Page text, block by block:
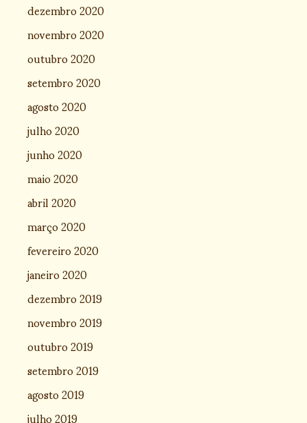
dezembro 2020
novembro 2020
outubro 2020
setembro 2020
agosto 2020
julho 2020
junho 2020
maio 2020
abril 2020
março 2020
fevereiro 2020
janeiro 2020
dezembro 2019
novembro 2019
outubro 2019
setembro 2019
agosto 2019